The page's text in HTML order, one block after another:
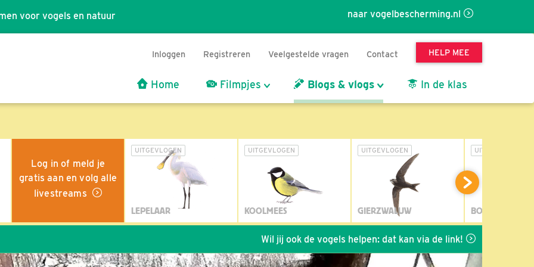
naar vogelbescherming.nl
voor vogels en natuur
Inloggen Registreren Veelgestelde vragen Contact HELP MEE
Home Filmpjes Blogs & vlogs In de klas
Log in of meld je
gratis aan en volg alle
livestreams
UITGEVLOGEN
LEPELAAR
UITGEVLOGEN
KOOLMEES
UITGEVLOGEN
GIERZWALUW
UITGEVLOGEN
BOSUIL
Wil jij ook de vogels helpen: dat kan via de link! *Seizoen 2026 van